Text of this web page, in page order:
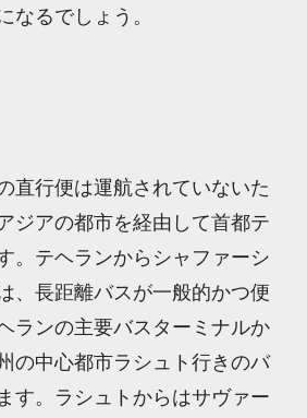
なるでしょう。
直行便は運航されていないた
ジアの都市を経由して首都テ
。テヘランからシャファーシ
、長距離バスが一般的かつ便
ランの主要バスターミナルか
の中心都市ラシュト行きのバ
す。ラシュトからはサヴァー